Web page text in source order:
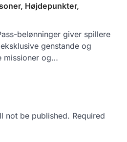
Højdepunkter,
belønninger giver spillere
genstande og
missioner og…
not be published. Required